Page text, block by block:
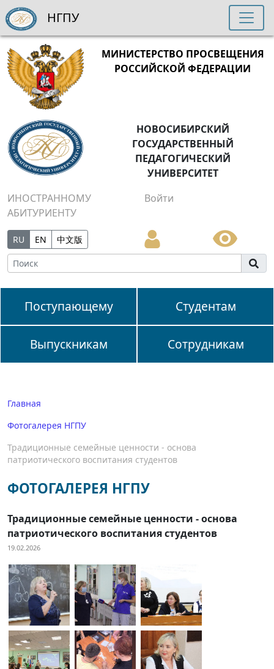
МИНИСТЕРСТВО ПРОСВЕЩЕНИЯ
РОССИЙСКОЙ ФЕДЕРАЦИИ
НОВОСИБИРСКИЙ
ГОСУДАРСТВЕННЫЙ
ПЕДАГОГИЧЕСКИЙ
УНИВЕРСИТЕТ
ИНОСТРАННОМУ
АБИТУРИЕНТУ
Войти
RU EN 中文版
Поступающему Студентам
Выпускникам Сотрудникам
НГПУ
Главная
Фотогалерея НГПУ
Традиционные семейные ценности - основа
патриотического воспитания студентов
ФОТОГАЛЕРЕЯ НГПУ
Традиционные семейные ценности - основа
патриотического воспитания студентов
19.02.2026